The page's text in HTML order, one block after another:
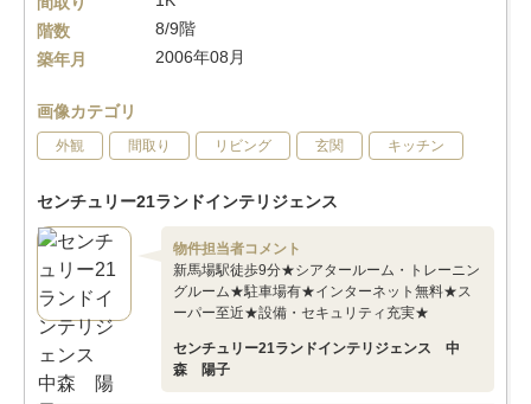
階数
8/9階
築年月
2006年08月
画像カテゴリ
外観 間取り リビング 玄関 キッチン
センチュリー21ランドインテリジェンス
物件担当者コメント
新馬場駅徒歩9分★シアタールーム・トレーニン
グルーム★駐車場有★インターネット無料★ス
ーパー至近★設備・セキュリティ充実★
センチュリー21ランドインテリジェンス 中
森 陽子